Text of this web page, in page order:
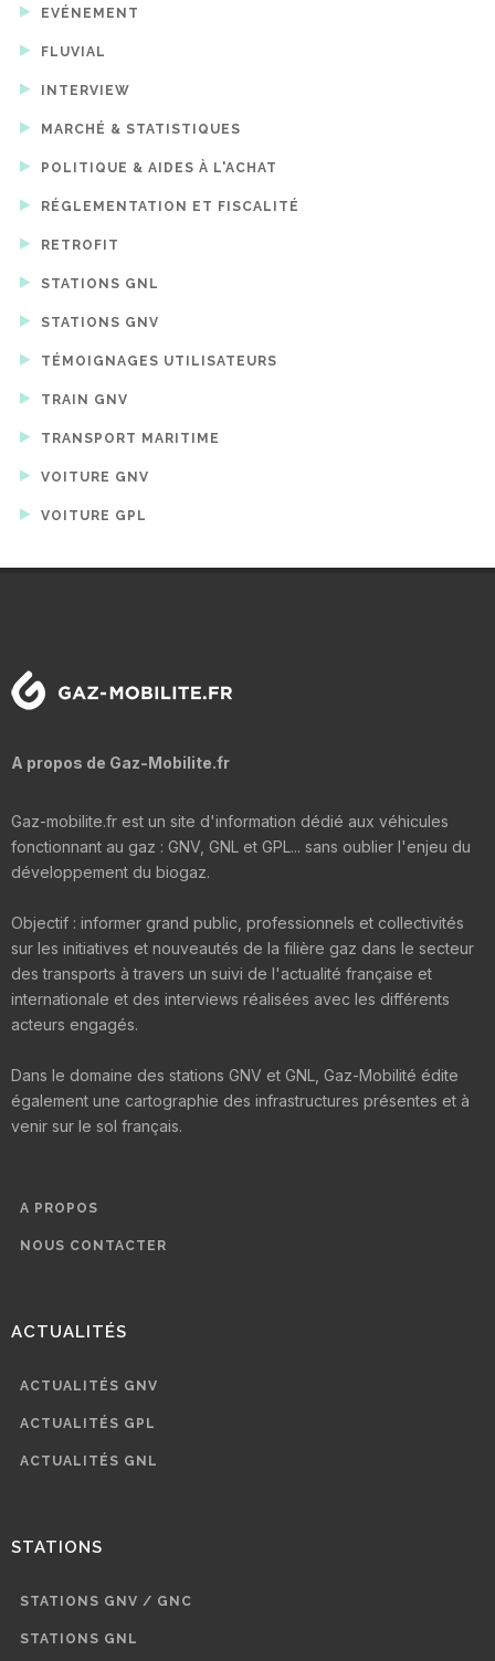
EVÉNEMENT
FLUVIAL
INTERVIEW
MARCHÉ & STATISTIQUES
POLITIQUE & AIDES À L'ACHAT
RÉGLEMENTATION ET FISCALITÉ
RETROFIT
STATIONS GNL
STATIONS GNV
TÉMOIGNAGES UTILISATEURS
TRAIN GNV
TRANSPORT MARITIME
VOITURE GNV
VOITURE GPL
A propos de Gaz-Mobilite.fr
Gaz-mobilite.fr est un site d'information dédié aux véhicules
fonctionnant au gaz : GNV, GNL et GPL... sans oublier l'enjeu du
développement du biogaz.
Objectif : informer grand public, professionnels et collectivités
sur les initiatives et nouveautés de la filière gaz dans le secteur
des transports à travers un suivi de l'actualité française et
internationale et des interviews réalisées avec les différents
acteurs engagés.
Dans le domaine des stations GNV et GNL, Gaz-Mobilité édite
également une cartographie des infrastructures présentes et à
venir sur le sol français.
A PROPOS
NOUS CONTACTER
ACTUALITÉS
ACTUALITÉS GNV
ACTUALITÉS GPL
ACTUALITÉS GNL
STATIONS
STATIONS GNV / GNC
STATIONS GNL